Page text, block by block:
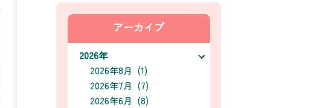
アーカイブ
2026年
2026年8月 (1)
2026年7月 (7)
2026年6月 (8)